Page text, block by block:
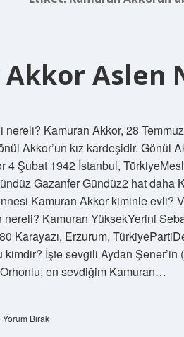
Aslen
nereli? Kamuran Akkor, 28
Akkor’un kız kardeşidir. Gönül
Şubat 1942 İstanbul,
Gazanfer Gündüz2 hat daha
Kamuran Akkor kiminle evli?
Kamuran YüksekYerini
Karayazı, Erzurum,
İşte sevgili Aydan Şener’in
en sevdiğim Kamuran…
Yorum Bırak